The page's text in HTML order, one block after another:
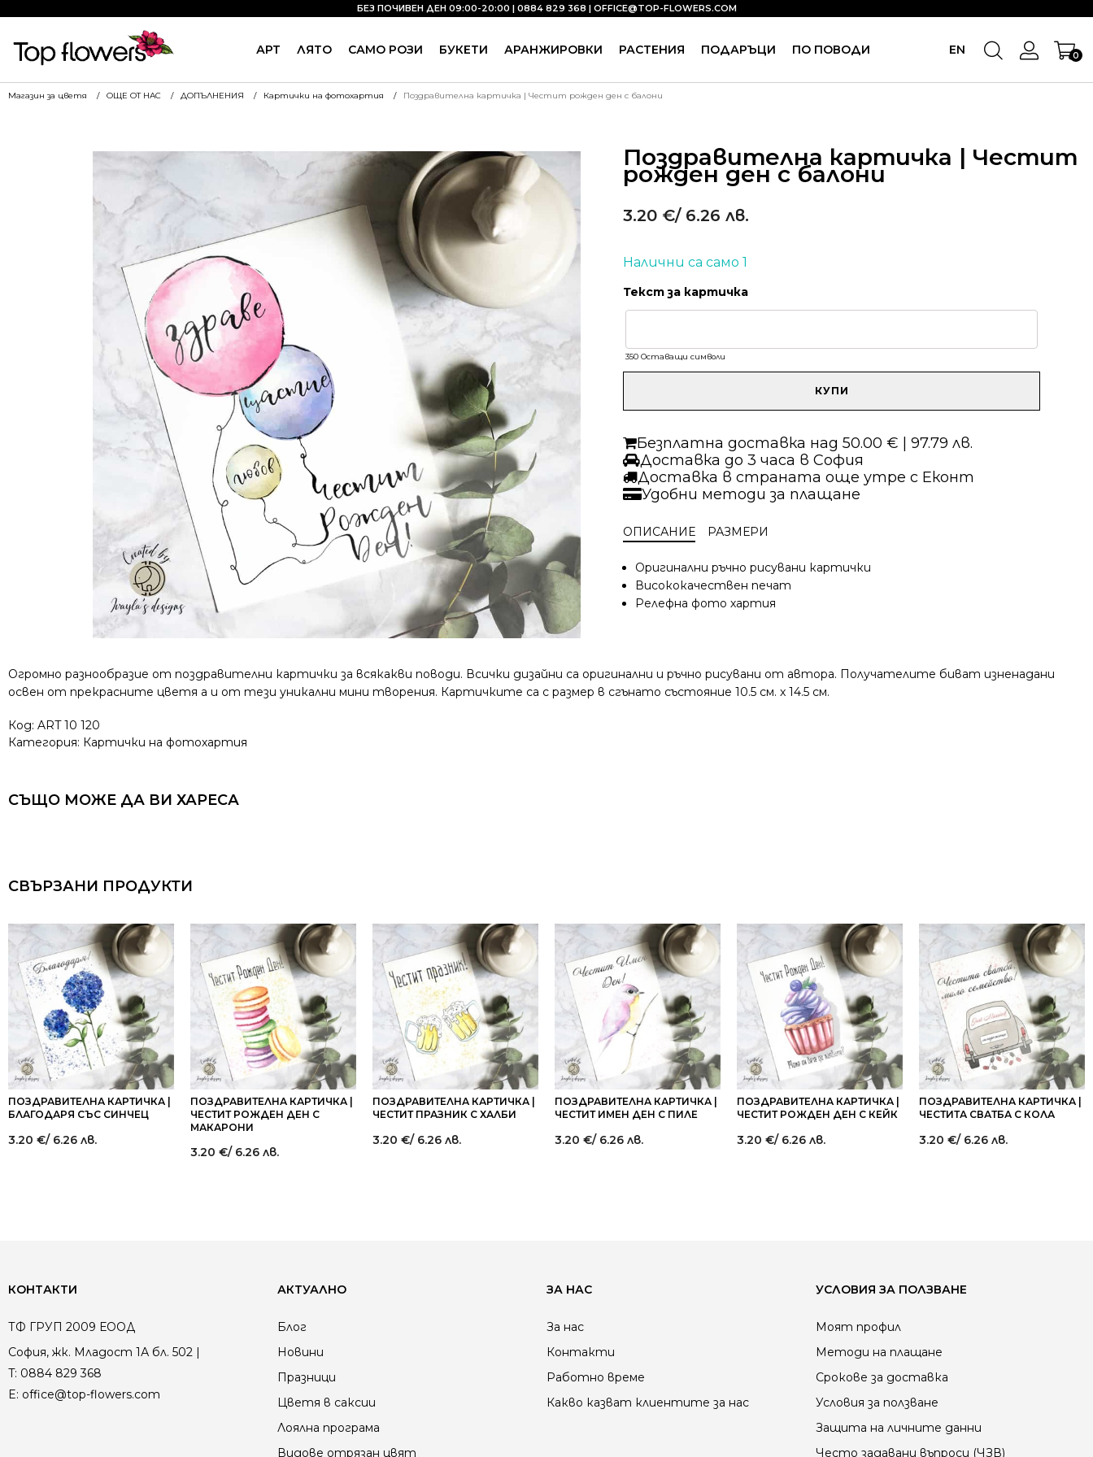
АРТ ЛЯТО САМО РОЗИ БУКЕТИ АРАНЖИРОВКИ РАСТЕНИЯ ПОДАРЪЦИ ПО ПОВОДИ EN 0
БЕЗ ПОЧИВЕН ДЕН 09:00-20:00 | 0884 829 368 | OFFICE@TOP-FLOWERS.COM
Магазин за цветя ОЩЕ ОТ НАС ДОПЪЛНЕНИЯ Картички на фотохартия Поздравителна картичка | Честит рожден ден с балони
Поздравителна картичка | Честит
рожден ден с балони
3.20 €/ 6.26 лв.
Налични са само 1
Текст за картичка
350 Оставащи символи
КУПИ
Безплатна доставка над 50.00 € | 97.79 лв.
Доставка до 3 часа в София
Доставка в страната още утре с Еконт
Удобни методи за плащане
ОПИСАНИЕ РАЗМЕРИ
Оригинални ръчно рисувани картички
Висококачествен печат
Релефна фото хартия
Огромно разнообразие от поздравителни картички за всякакви поводи. Всички дизайни са оригинални и ръчно рисувани от автора. Получателите биват изненадани
освен от прекрасните цветя а и от тези уникални мини творения. Картичките са с размер в сгънато състояние 10.5 см. x 14.5 см.
Код: ART 10 120
Категория: Картички на фотохартия
СЪЩО МОЖЕ ДА ВИ ХАРЕСА
СВЪРЗАНИ ПРОДУКТИ
ПОЗДРАВИТЕЛНА КАРТИЧКА |
БЛАГОДАРЯ СЪС СИНЧЕЦ
3.20 €/ 6.26 лв.
ПОЗДРАВИТЕЛНА КАРТИЧКА |
ЧЕСТИТ РОЖДЕН ДЕН С
МАКАРОНИ
3.20 €/ 6.26 лв.
ПОЗДРАВИТЕЛНА КАРТИЧКА |
ЧЕСТИТ ПРАЗНИК С ХАЛБИ
3.20 €/ 6.26 лв.
ПОЗДРАВИТЕЛНА КАРТИЧКА |
ЧЕСТИТ ИМЕН ДЕН С ПИЛЕ
3.20 €/ 6.26 лв.
ПОЗДРАВИТЕЛНА КАРТИЧКА |
ЧЕСТИТ РОЖДЕН ДЕН С КЕЙК
3.20 €/ 6.26 лв.
ПОЗДРАВИТЕЛНА КАРТИЧКА |
ЧЕСТИТА СВАТБА С КОЛА
3.20 €/ 6.26 лв.
КОНТАКТИ
ТФ ГРУП 2009 ЕООД
София, жк. Младост 1А бл. 502 |
T: 0884 829 368
E: office@top-flowers.com
АКТУАЛНО
Блог
Новини
Празници
Цветя в саксии
Лоялна програма
Видове отрязан цвят
ЗА НАС
За нас
Контакти
Работно време
Какво казват клиентите за нас
УСЛОВИЯ ЗА ПОЛЗВАНЕ
Моят профил
Методи на плащане
Срокове за доставка
Условия за ползване
Защита на личните данни
Често задавани въпроси (ЧЗВ)